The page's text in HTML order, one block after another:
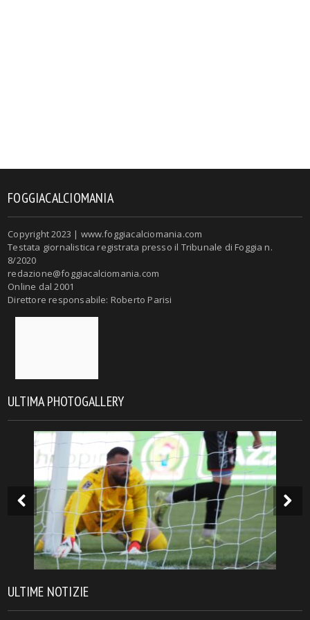
FOGGIACALCIOMANIA
Copyright 2023 | www.foggiacalciomania.com
Testata giornalistica registrata presso il Tribunale di Foggia n.
8/2020
redazione@foggiacalciomania.com
Online dal 2001
Direttore responsabile: Roberto Parisi
ULTIMA PHOTOGALLERY
ULTIME NOTIZIE